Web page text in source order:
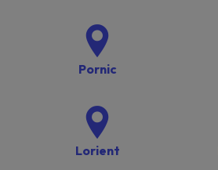
Pornic
Lorient